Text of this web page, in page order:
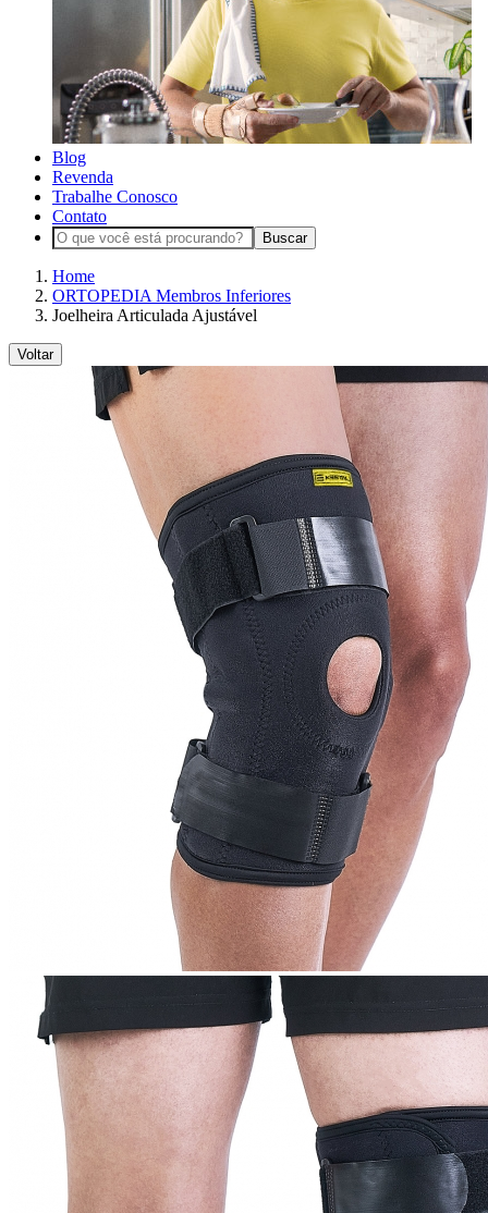
Blog
Revenda
Trabalhe Conosco
Contato
Buscar
Home
ORTOPEDIA Membros Inferiores
Joelheira Articulada Ajustável
Voltar